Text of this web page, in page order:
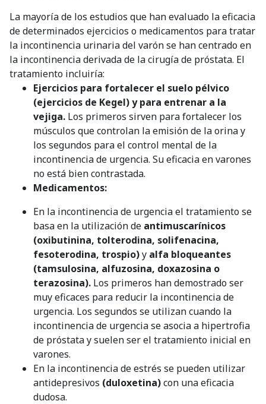
La mayoría de los estudios que han evaluado la eficacia
de determinados ejercicios o medicamentos para tratar
la incontinencia urinaria del varón se han centrado en
la incontinencia derivada de la cirugía de próstata. El
tratamiento incluiría:
Ejercicios para fortalecer el suelo pélvico
(ejercicios de Kegel) y para entrenar a la
vejiga. Los primeros sirven para fortalecer los
músculos que controlan la emisión de la orina y
los segundos para el control mental de la
incontinencia de urgencia. Su eficacia en varones
no está bien contrastada.
Medicamentos:
En la incontinencia de urgencia el tratamiento se
basa en la utilización de antimuscarínicos
(oxibutinina, tolterodina, solifenacina,
fesoterodina, trospio)y alfa bloqueantes
(tamsulosina, alfuzosina, doxazosina o
terazosina). Los primeros han demostrado ser
muy eficaces para reducir la incontinencia de
urgencia. Los segundos se utilizan cuando la
incontinencia de urgencia se asocia a hipertrofia
de próstata y suelen ser el tratamiento inicial en
varones.
En la incontinencia de estrés se pueden utilizar
antidepresivos (duloxetina)con una eficacia
dudosa.